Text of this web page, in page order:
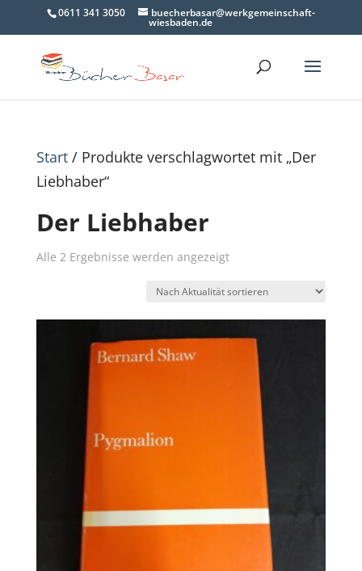
0611 341 3050 buecherbasar@werkgemeinschaft-
wiesbaden.de
Start/ Produkte verschlagwortet mit „Der
Liebhaber“
Der Liebhaber
Alle 2 Ergebnisse werden angezeigtNach